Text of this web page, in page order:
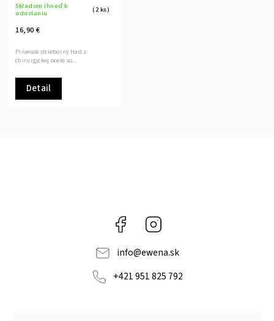
Skladom ihneď k
odoslaniu
(2 ks)
16,90 €
Detail
Prívesok strieborný Had z
chirurgickej ocele so...
Facebook
info@ewena.sk
+421 951 825 792